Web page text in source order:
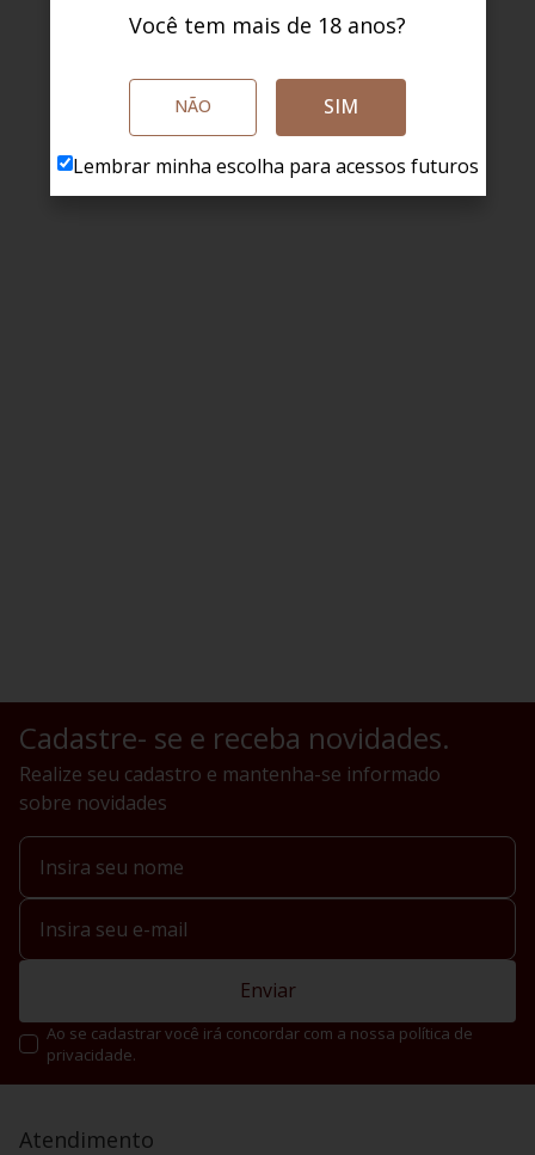
Cadastre- se e receba novidades.
Realize seu cadastro e mantenha-se informado
sobre novidades
Enviar
Ao se cadastrar você irá concordar com a nossa política de
privacidade.
Atendimento
Você tem mais de 18 anos?
NÃO SIM
Lembrar minha escolha para acessos futuros